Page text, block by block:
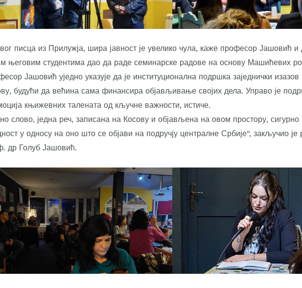
писца из Прилужја, шира јавност је увелико чула, каже професор Јашовић и
његовим студентима дао да раде семинарске радове на основу Машићевих
Јашовић уједно указује да је институционална подршка заједнички
будући да већина сама финансира објављивање својих дела. Управо је
књижевних талената од кључне важности, истиче.
слово, једна реч, записана на Косову и објављена на овом простору, сигурно
у односу на оно што се објави на подручју централне Србије“, закључио је
др Голуб Јашовић.